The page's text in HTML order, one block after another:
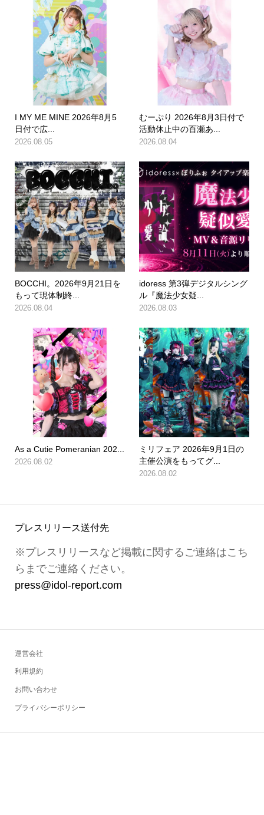
I MY ME MINE 2026年8月5
日付で広...
2026.08.05
むーぷり 2026年8月3日付で
活動休止中の百瀬あ...
2026.08.04
BOCCHI。2026年9月21日を
もって現体制終...
2026.08.04
idoress 第3弾デジタルシング
ル『魔法少女疑...
2026.08.03
As a Cutie Pomeranian 202...
2026.08.02
ミリフェア 2026年9月1日の
主催公演をもってグ...
2026.08.02
プレスリリース送付先
※プレスリリースなど掲載に関するご連絡はこち
らまでご連絡ください。
press@idol-report.com
運営会社
利用規約
お問い合わせ
プライバシーポリシー